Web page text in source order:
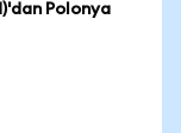
Polonya